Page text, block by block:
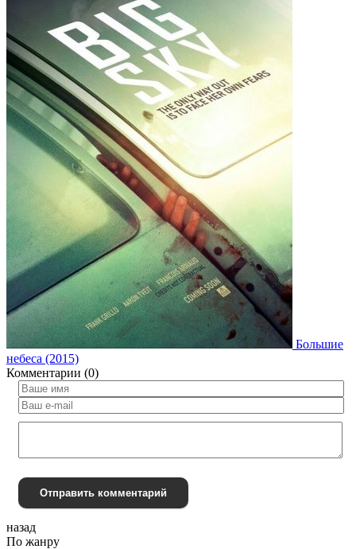
Большие
небеса (2015)
Комментарии (0)
Отправить комментарий
назад
По жанру